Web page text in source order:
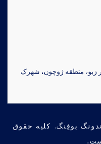
زبو، منطقه ژوچون، شهرک
شاندونگ بوفِنگ. کلیه حقوق